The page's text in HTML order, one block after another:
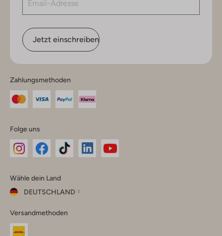
Jetzt einschreiben
Zahlungsmethoden
Folge uns
Instagram
Facebook
TikTok
Wähle dein Land
DEUTSCHLAND
dein
Land
Versandmethoden